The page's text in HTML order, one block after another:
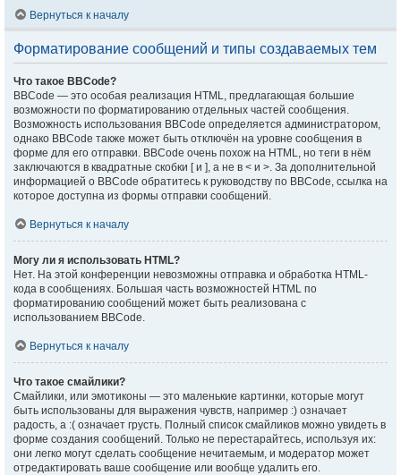
Вернуться к началу
Форматирование сообщений и типы создаваемых тем
Что такое BBCode?
BBCode — это особая реализация HTML, предлагающая большие
возможности по форматированию отдельных частей сообщения.
Возможность использования BBCode определяется администратором,
однако BBCode также может быть отключён на уровне сообщения в
форме для его отправки. BBCode очень похож на HTML, но теги в нём
заключаются в квадратные скобки [ и ], а не в < и >. За дополнительной
информацией о BBCode обратитесь к руководству по BBCode, ссылка на
которое доступна из формы отправки сообщений.
Вернуться к началу
Могу ли я использовать HTML?
Нет. На этой конференции невозможны отправка и обработка HTML-
кода в сообщениях. Большая часть возможностей HTML по
форматированию сообщений может быть реализована с
использованием BBCode.
Вернуться к началу
Что такое смайлики?
Смайлики, или эмотиконы — это маленькие картинки, которые могут
быть использованы для выражения чувств, например :) означает
радость, а :( означает грусть. Полный список смайликов можно увидеть в
форме создания сообщений. Только не перестарайтесь, используя их:
они легко могут сделать сообщение нечитаемым, и модератор может
отредактировать ваше сообщение или вообще удалить его.